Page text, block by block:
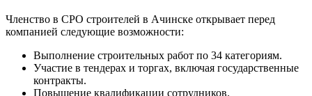
Членство в СРО строителей в Ачинске открывает перед
компанией следующие возможности:
Выполнение строительных работ по 34 категориям.
Участие в тендерах и торгах, включая государственные
контракты.
Повышение квалификации сотрудников.